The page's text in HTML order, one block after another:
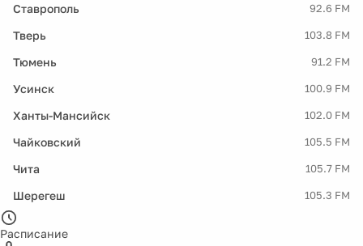
Ставрополь 92.6 FM
Тверь 103.8 FM
Тюмень 91.2 FM
Усинск 100.9 FM
Ханты-Мансийск 102.0 FM
Чайковский 105.5 FM
Чита 105.7 FM
Шерегеш 105.3 FM
Расписание